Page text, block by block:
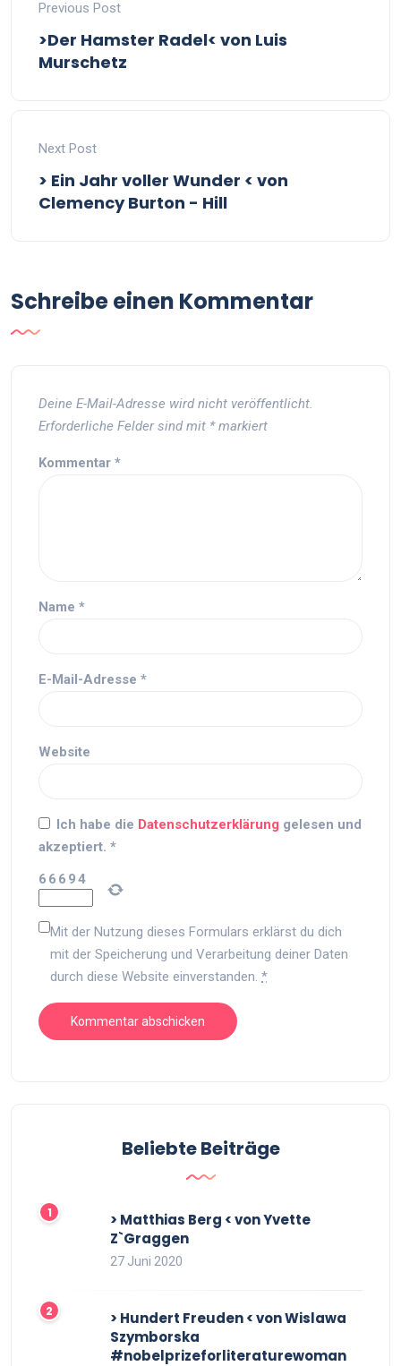
Previous Post
>Der Hamster Radel< von Luis
Murschetz
Next Post
> Ein Jahr voller Wunder < von
Clemency Burton - Hill
Schreibe einen Kommentar
Deine E-Mail-Adresse wird nicht veröffentlicht.
Erforderliche Felder sind mit *markiert
Kommentar *
Name *
E-Mail-Adresse *
Website
Ich habe die Datenschutzerklärung gelesen und
akzeptiert. *
6 6 6 94
Mit der Nutzung dieses Formulars erklärst du dich
mit der Speicherung und Verarbeitung deiner Daten
durch diese Website einverstanden. *
Beliebte Beiträge
> Matthias Berg < von Yvette
Z`Graggen
27 Juni 2020
> Hundert Freuden < von Wislawa
Szymborska
#nobelprizeforliteraturewoman